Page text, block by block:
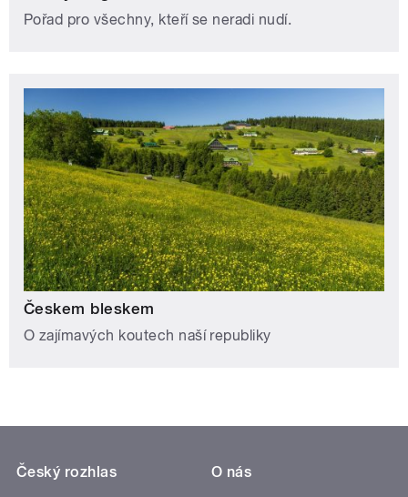
Pořad pro všechny, kteří se neradi nudí.
Českem bleskem
O zajímavých koutech naší republiky
Český rozhlas
O nás